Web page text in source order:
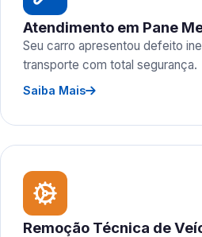
Atendimento em Pane
Seu carro apresentou defeito
transporte com total segurança.
Saiba Mais
Remoção Técnica de